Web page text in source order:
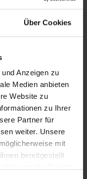
Über Cookies
Anzeigen zu
Medien anbieten
Website zu
zu Ihrer
Partner für
weiter. Unsere
mit
bereitgestellt
Elternals
so müssen
Geburt
soll
Mutter).
sognannte